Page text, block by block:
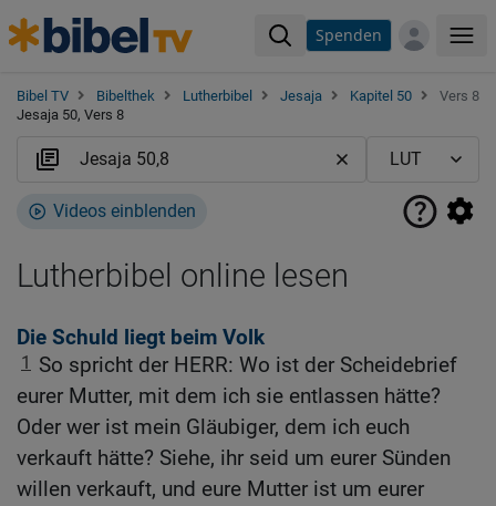
Spenden
Bibel TV Bibelthek Lutherbibel Jesaja Kapitel 50
Vers 8
Jesaja 50, Vers 8
Videos einblenden
Lutherbibel online lesen
Die Schuld liegt beim Volk
1
So spricht der HERR: Wo ist der Scheidebrief
eurer Mutter, mit dem ich sie entlassen hätte?
Oder wer ist mein Gläubiger, dem ich euch
verkauft hätte? Siehe, ihr seid um eurer Sünden
willen verkauft, und eure Mutter ist um eurer